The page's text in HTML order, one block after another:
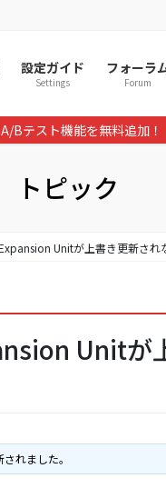
設定ガイド
Settings
フォーラ
Forum
Bテスト機能を無料追加！
トピック
Unitが上書き更新され
Unitが
れました。